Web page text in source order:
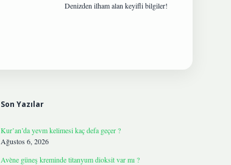
Denizden ilham alan keyifli bilgiler!
Son Yazılar
Kur’an’da yevm kelimesi kaç defa geçer ?
Ağustos 6, 2026
Avène güneş kreminde titanyum dioksit var mı ?